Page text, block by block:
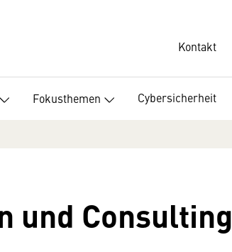
Kontakt
Fokusthemen Cybersicherheit
und Consulting